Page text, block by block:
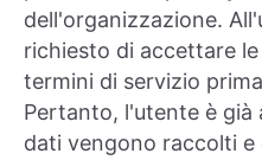
dell'organizzazione.
richiesto di accettare
termini di servizio
Pertanto, l'utente è già
dati vengono raccolti e